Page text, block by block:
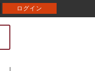
ログイン